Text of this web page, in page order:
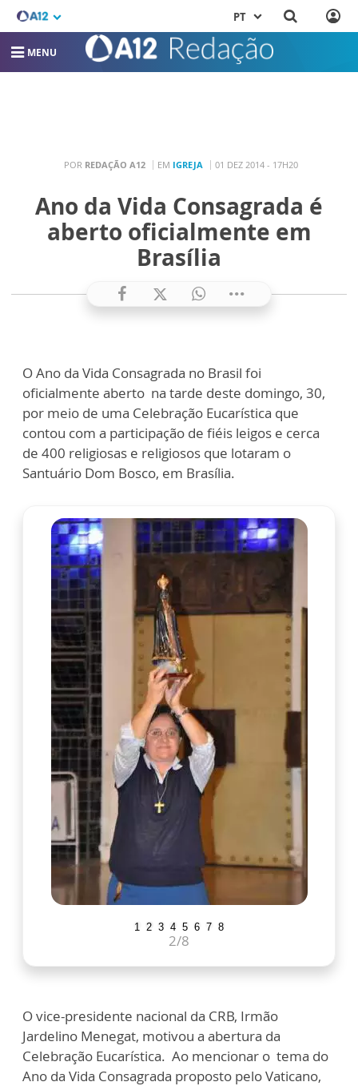
PT
MENU
POR REDAÇÃO A12 EM IGREJA 01 DEZ 2014 - 17H20
Ano da Vida Consagrada é
aberto oficialmente em
Brasília
O Ano da Vida Consagrada no Brasil foi
oficialmente aberto na tarde deste domingo, 30,
por meio de uma Celebração Eucarística que
contou com a participação de fiéis leigos e cerca
de 400 religiosas e religiosos que lotaram o
Santuário Dom Bosco, em Brasília.
1 2 3 4 5 6 7 8
2/8
O vice-presidente nacional da CRB, Irmão
Jardelino Menegat, motivou a abertura da
Celebração Eucarística. Ao mencionar o tema do
Ano da Vida Consagrada proposto pelo Vaticano,